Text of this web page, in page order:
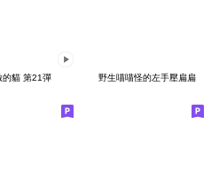
的貓 第21彈 野生喵喵怪的左手壓扁扁